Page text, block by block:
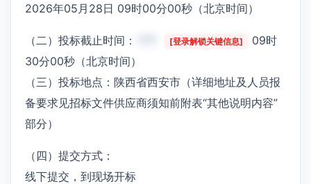
2026年05月28日 09时00分00秒（北京时间）
（二）投标截止时间： [登录解锁关键信息]
09时
30分00秒（北京时间）
（三）投标地点：陕西省西安市（详细地址及人员报
备要求见招标文件供应商须知前附表“其他说明内容”
部分）
（四）提交方式：
线下提交，到现场开标